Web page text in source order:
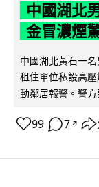
中國湖北
金冒濃煙
中國湖北黃石一
租住單位私設高
動鄰居報警。警
99 7 ↗